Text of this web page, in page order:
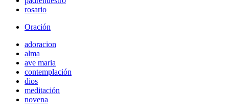
rosario
Oración
adoracion
alma
ave maria
contemplación
dios
meditación
novena